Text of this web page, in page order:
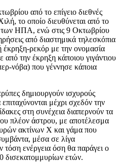
από το επίγειο διεθνές
το οποίο διευθύνεται από το
ΗΠΑ, ενώ στις 9 Οκτωβρίου
από διαστημικά τηλεσκόπια
ρεκόρ με την ονομασία
την έκρηξη κάποιου γιγάντιου
νόβα) που γέννησε κάποια
δημιουργούν ισχυρούς
μέχρι σχεδόν την
στη συνέχεια διαπερνούν τα
πλέον άστρου, με αποτέλεσμα
ακτίνων Χ και γάμα που
μέσα σε λίγα
ενέργεια όση θα παράγει ο
δισεκατομμυρίων ετών.